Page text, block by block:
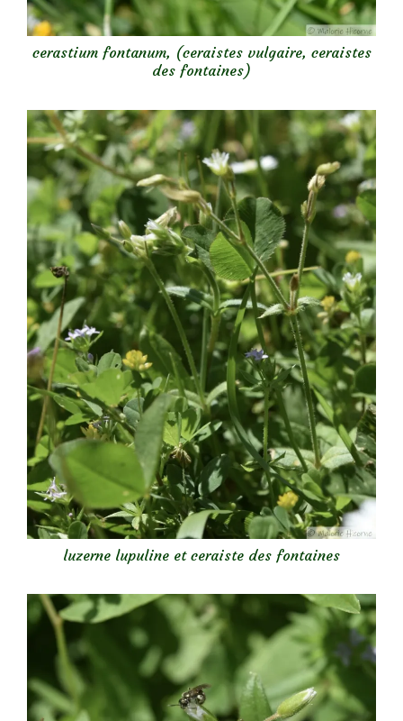
cerastium fontanum, (ceraistes vulgaire, ceraistes
des fontaines)
luzerne lupuline et ceraiste des fontaines